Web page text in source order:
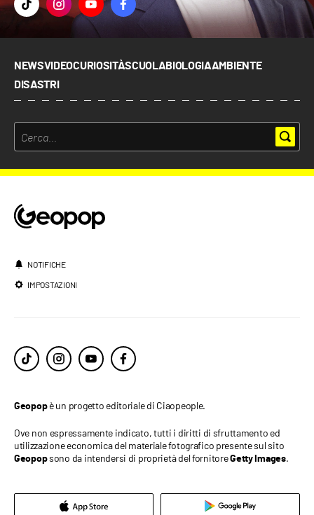
NEWSVIDEOCURIOSITÀSCUOLABIOLOGIAAMBIENTE
DISASTRI
NOTIFICHE
IMPOSTAZIONI
Geopopè un progetto editoriale di Ciaopeople.
Ove non espressamente indicato, tutti i diritti di sfruttamento ed
utilizzazione economica del materiale fotografico presente sul sito
Geopopsono da intendersi di proprietà del fornitoreGetty Images.